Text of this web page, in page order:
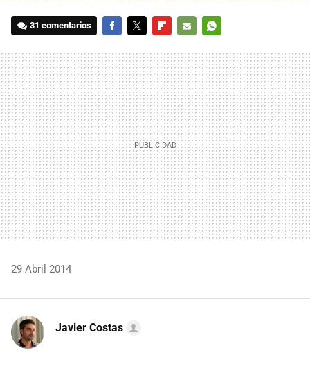
31 comentarios
MAIL
29 Abril 2014
Javier Costas